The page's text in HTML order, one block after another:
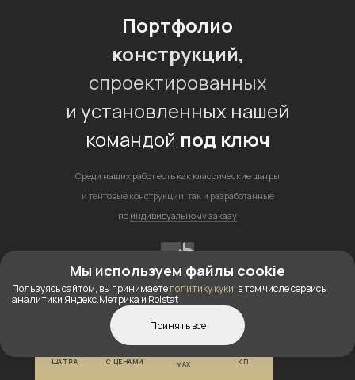
ШАТРА
С ЦЕНАМИ
MAX
КП
Портфолио
конструкций,
спроектированных
и установленных нашей
командой под ключ
Среди наших работ есть как классические шатры
и тентовые конструкции, так и разработанные
по индивидуальному заказу
Мы используем файлы cookie
Пользуясь сайтом, вы принимаетеполитику куки, в том числе сервисы
аналитики Яндекс.Метрика и Roistat
Принять все